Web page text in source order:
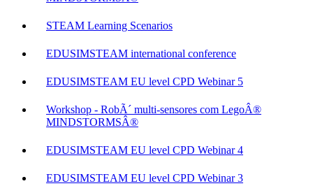
STEAM Learning Scenarios
EDUSIMSTEAM international conference
EDUSIMSTEAM EU level CPD Webinar 5
Workshop - RobÃ´ multi-sensores com LegoÂ®
MINDSTORMSÂ®
EDUSIMSTEAM EU level CPD Webinar 4
EDUSIMSTEAM EU level CPD Webinar 3